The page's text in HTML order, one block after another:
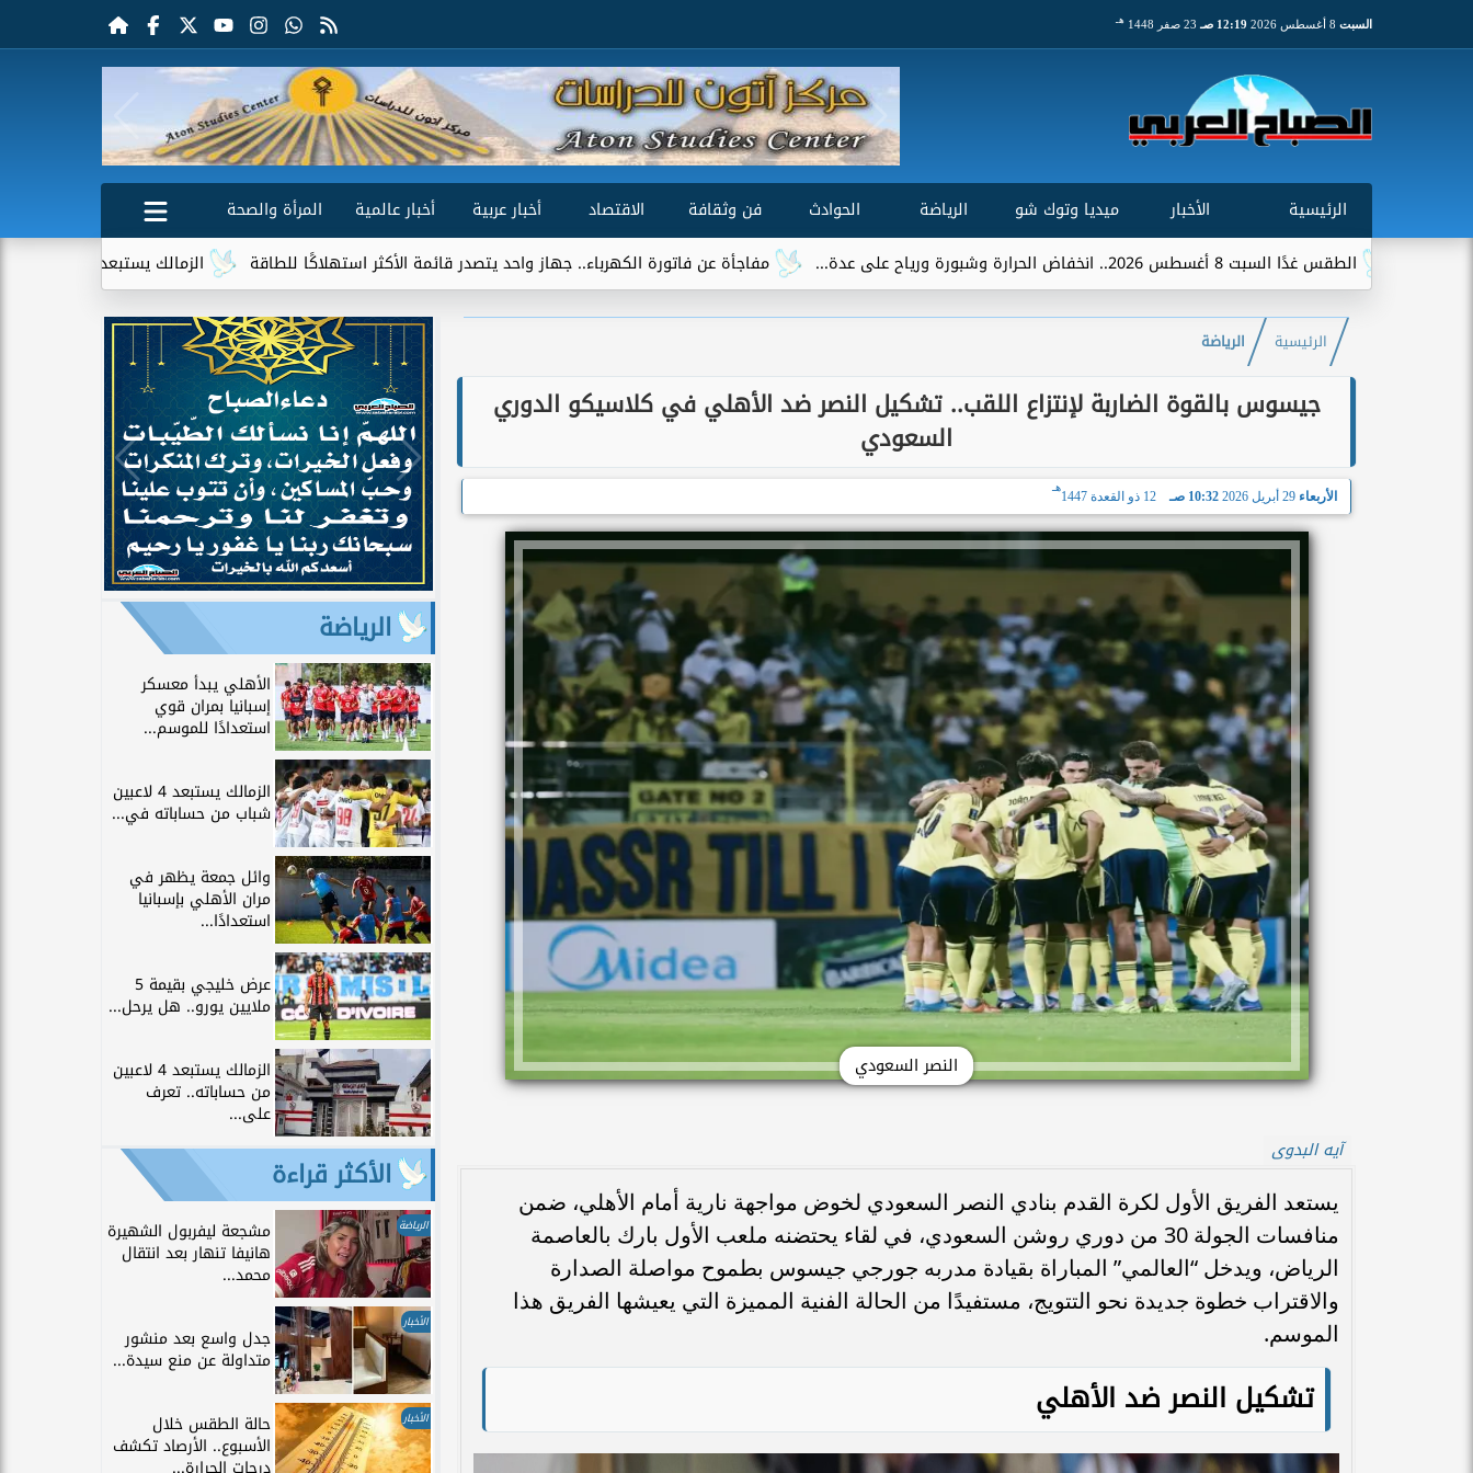
السبت 12:19 صـ 23 صفر 1448 هـ
الرئيسية الأخبار ميديا وتوك شو الرياضة الحوادث فن وثقافة الاقتصاد أخبار عربية أخبار عالمية
المرأة والصحة
الزمالك يستبعد 4 لاعبين شباب من حساباته في الموسم الجديد
مفاجأة عن فاتورة الكهرباء.. جهاز واحد يتصدر قائمة الأكثر استهلاكًا للطاقة
الرئيسية الرياضة
جيسوس بالقوة الضاربة لإنتزاع اللقب.. تشكيل النصر ضد الأهلي في كلاسيكو الدوري
السعودي
الأربعاء 29 أبريل 2026 10:32 صـ 12 ذو القعدة 1447
هـ
النصر السعودي
آيه البدوى
يستعد الفريق الأول لكرة القدم بنادي النصر السعودي لخوض مواجهة نارية أمام الأهلي، ضمن
منافسات الجولة 30 من دوري روشن السعودي، في لقاء يحتضنه ملعب الأول بارك بالعاصمة
الرياض، ويدخل “العالمي” المباراة بقيادة مدربه جورجي جيسوس بطموح مواصلة الصدارة
والاقتراب خطوة جديدة نحو التتويج، مستفيدًا من الحالة الفنية المميزة التي يعيشها الفريق هذا
الموسم.
تشكيل النصر ضد الأهلي
الرياضة
الأهلي يبدأ معسكر
إسبانيا بمران قوي
استعدادًا للموسم...
الزمالك يستبعد 4 لاعبين
شباب من حساباته في...
وائل جمعة يظهر في
مران الأهلي بإسبانيا
استعدادًا...
عرض خليجي بقيمة 5
ملايين يورو.. هل يرحل...
الزمالك يستبعد 4 لاعبين
من حساباته.. تعرف
على...
الأكثر قراءة
الرياضة مشجعة ليفربول الشهيرة
هانيفا تنهار بعد انتقال
محمد...
الأخبار
جدل واسع بعد منشور
متداولة عن منع سيدة...
الأخبار حالة الطقس خلال
الأسبوع.. الأرصاد تكشف